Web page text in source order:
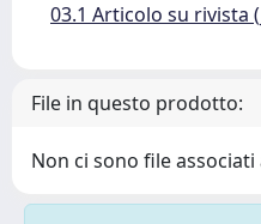
03.1 Articolo su rivista
File in questo prodotto:
Non ci sono file